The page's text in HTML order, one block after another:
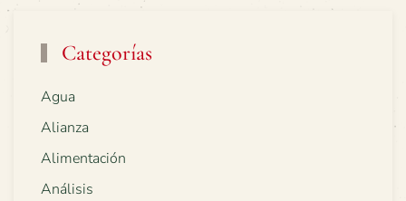
Categorías
Agua
Alianza
Alimentación
Análisis